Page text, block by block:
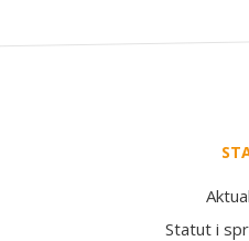
Statut i